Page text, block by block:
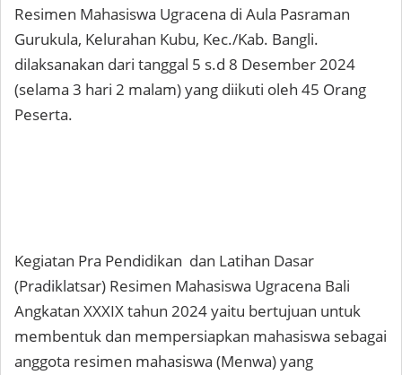
Resimen Mahasiswa Ugracena di Aula Pasraman
Gurukula, Kelurahan Kubu, Kec./Kab. Bangli.
dilaksanakan dari tanggal 5 s.d 8 Desember 2024
(selama 3 hari 2 malam) yang diikuti oleh 45 Orang
Peserta.
Kegiatan Pra Pendidikan dan Latihan Dasar
(Pradiklatsar) Resimen Mahasiswa Ugracena Bali
Angkatan XXXIX tahun 2024 yaitu bertujuan untuk
membentuk dan mempersiapkan mahasiswa sebagai
anggota resimen mahasiswa (Menwa) yang